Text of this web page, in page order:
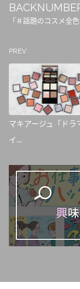
「＃話題のコスメ全
PREV
マキアージュ「ドラ
イ...